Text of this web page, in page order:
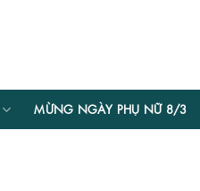
MỪNG NGÀY PHỤ NỮ 8/3